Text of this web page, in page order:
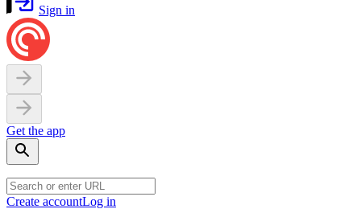
Sign in
Get the app
Create accountLog in